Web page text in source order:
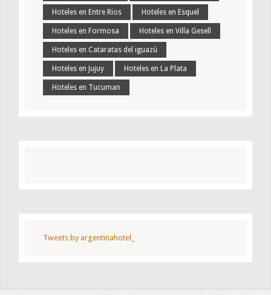
Hoteles en Entre Rios Hoteles en Esquel
Hoteles en Formosa Hoteles en Villa Gesell
Hoteles en Cataratas del iguazú
Hoteles en Jujuy Hoteles en La Plata
Hoteles en Tucuman
Tweets by argentinahotel_